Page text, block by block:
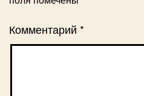
Комментарий *